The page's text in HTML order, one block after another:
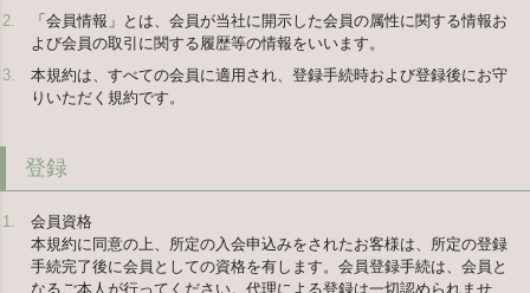
「会員情報」とは、会員が当社に開示した会員の属性に関する情報お
よび会員の取引に関する履歴等の情報をいいます。
本規約は、すべての会員に適用され、登録手続時および登録後にお守
りいただく規約です。
登録
会員資格
本規約に同意の上、所定の入会申込みをされたお客様は、所定の登録
手続完了後に会員としての資格を有します。会員登録手続は、会員と
なるご本人が行ってください。代理による登録は一切認められませ